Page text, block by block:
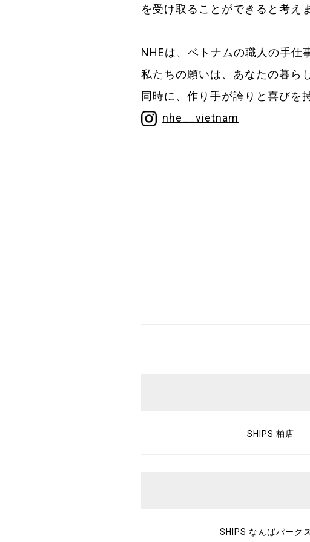
を受け取ることができると考え
NHEは、ベトナムの職人の手仕
私たちの願いは、あなたの暮ら
同時に、作り手が誇りと喜びを
nhe__vietnam
SHIPS 柏店
SHIPS なんばパーク